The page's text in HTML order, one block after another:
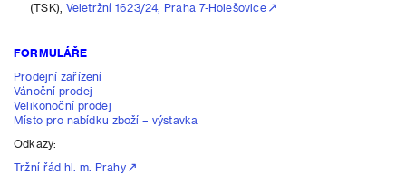
(TSK), Veletržní 1623/24, Praha 7-Holešovice
FORMULÁŘE
Prodejní zařízení
Vánoční prodej
Velikonoční prodej
Místo pro nabídku zboží – výstavka
Odkazy:
Tržní řád hl. m. Prahy